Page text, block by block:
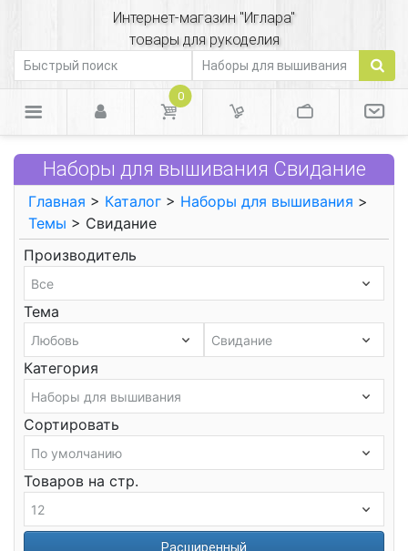
Интернет-магазин "Иглара"
товары для рукоделия
0
Наборы для вышивания Свидание
Главная > Каталог > Наборы для вышивания >
Темы > Свидание
Производитель
Тема
Категория
Сортировать
Товаров на стр.
Расширенный